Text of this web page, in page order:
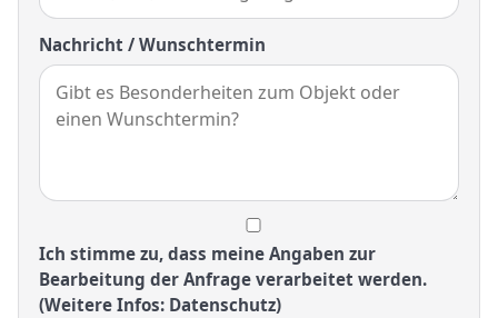
Nachricht / Wunschtermin
Ich stimme zu, dass meine Angaben zur
Bearbeitung der Anfrage verarbeitet werden.
(Weitere Infos: Datenschutz)